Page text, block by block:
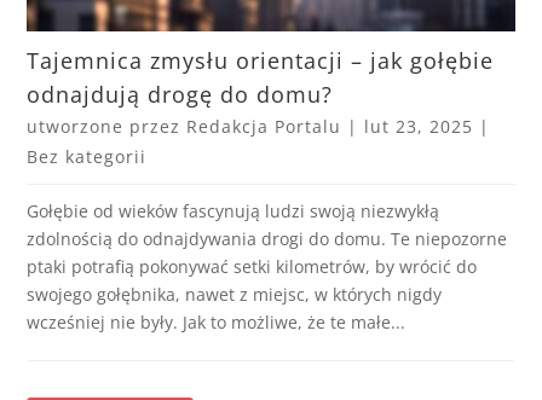
Tajemnica zmysłu orientacji – jak gołębie
odnajdują drogę do domu?
utworzone przez Redakcja Portalu | lut 23, 2025 |
Bez kategorii
Gołębie od wieków fascynują ludzi swoją niezwykłą
zdolnością do odnajdywania drogi do domu. Te niepozorne
ptaki potrafią pokonywać setki kilometrów, by wrócić do
swojego gołębnika, nawet z miejsc, w których nigdy
wcześniej nie były. Jak to możliwe, że te małe...